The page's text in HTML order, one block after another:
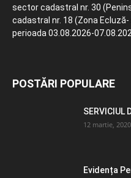
sector cadastral nr. 30
cadastral nr. 18 (Zona
perioada 03.08.2026-
POSTĂRI POPULARE
SERVICIUL
12 martie, 2020
Evidența